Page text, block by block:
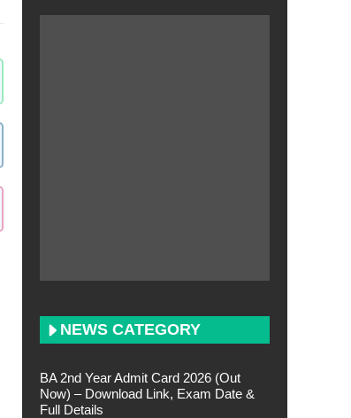
NEWS CATEGORY
BA 2nd Year Admit Card 2026 (Out
Now) – Download Link, Exam Date &
Full Details